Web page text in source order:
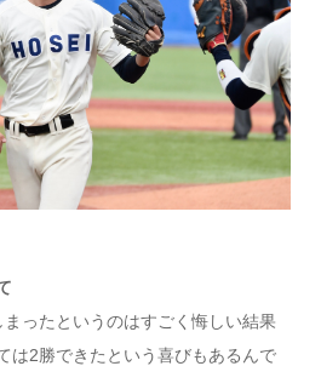
ったというのはすごく悔しい結果
は2勝できたという喜びもあるんで